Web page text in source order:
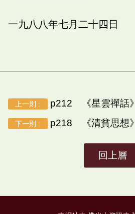
一九八八年七月二十四日
上一則 : p212 《星雲禪話
下一則 : p218 《清貧思想
回上層